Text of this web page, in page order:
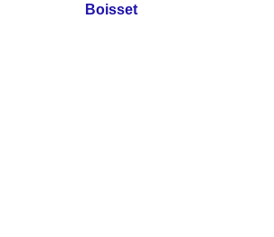
Boisset